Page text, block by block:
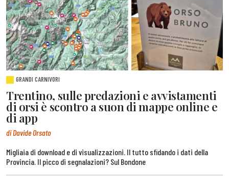
GRANDI CARNIVORI
Trentino, sulle predazioni e avvistamenti
di orsi è scontro a suon di mappe online e
di app
di Davide Orsato
Migliaia di download e di visualizzazioni. Il tutto sfidando i dati della
Provincia. Il picco di segnalazioni? Sul Bondone